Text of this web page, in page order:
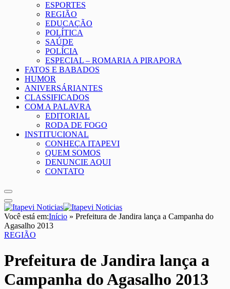
ESPORTES
REGIÃO
EDUCAÇÃO
POLÍTICA
SAÚDE
POLÍCIA
ESPECIAL – ROMARIA A PIRAPORA
FATOS E BABADOS
HUMOR
ANIVERSÁRIANTES
CLASSIFICADOS
COM A PALAVRA
EDITORIAL
RODA DE FOGO
INSTITUCIONAL
CONHEÇA ITAPEVI
QUEM SOMOS
DENUNCIE AQUI
CONTATO
Você está em:Início » Prefeitura de Jandira lança a Campanha do
Agasalho 2013
REGIÃO
Prefeitura de Jandira lança a
Campanha do Agasalho 2013